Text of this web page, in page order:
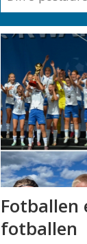
Fotballen
fotballen